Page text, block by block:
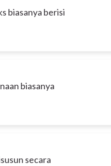
biasanya berisi
biasanya
secara